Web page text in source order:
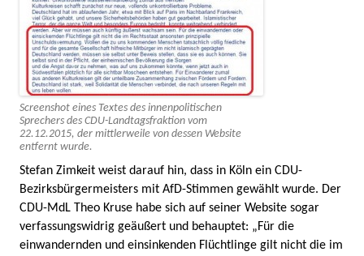
Screenshot eines Textes des innenpolitischen
Sprechers des CDU-Landtagsfraktion vom
22.12.2015, der mittlerweile von dessen Website
entfernt wurde.
Stefan Zimkeit weist darauf hin, dass in Köln ein CDU-
Bezirksbürgermeisters mit AfD-Stimmen gewählt wurde. Der
CDU-MdL Theo Kruse habe sich auf seiner Website sogar
verfassungswidrig geäußert und behauptet: „Für die
einwandernden und einsinkenden Flüchtlinge gilt nicht die im